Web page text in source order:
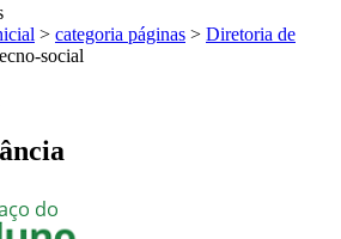
> categoria páginas > Diretoria de
social